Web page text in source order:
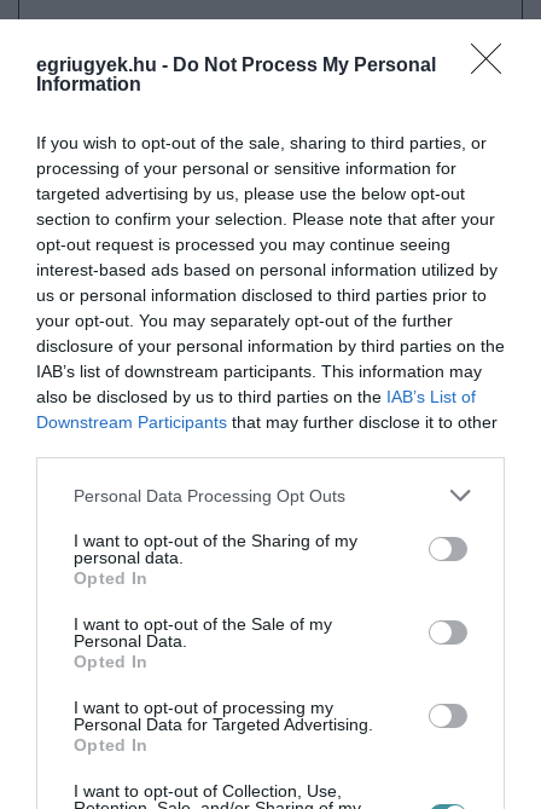
egriugyek.hu - Do Not Process My Personal
Information
If you wish to opt-out of the sale, sharing to third parties, or
processing of your personal or sensitive information for
targeted advertising by us, please use the below opt-out
section to confirm your selection. Please note that after your
opt-out request is processed you may continue seeing
interest-based ads based on personal information utilized by
us or personal information disclosed to third parties prior to
your opt-out. You may separately opt-out of the further
disclosure of your personal information by third parties on the
IAB’s list of downstream participants. This information may
also be disclosed by us to third parties on the IAB’s List of
Downstream Participants that may further disclose it to other
Please note that this website/app uses one or more Google
not limited to your visit or usage behaviour. You may click to
grant or deny consent to Google and its third-party tags to
use your data for below specified purposes in below Google
consent section.
Personal Data Processing Opt Outs
I want to opt-out of the Sharing of my
personal data.
Opted In
I want to opt-out of the Sale of my
Personal Data.
Opted In
I want to opt-out of processing my
Personal Data for Targeted Advertising.
Opted In
I want to opt-out of Collection, Use,
legyen még a hatalmat ellenőrző hang, akkor
segítő Nemzeti Újságírók Demokratikus
Egyesületét.
Adományodat ide utalhatod: 10918001-
00000113-44920004.
Köszönjük!
Ne maradjon le a legfrissebb hírekről, kövessen
bennünket az EGRI ÜGYEK Google Hírek oldalán!
VISSZA A FŐOLDALRA